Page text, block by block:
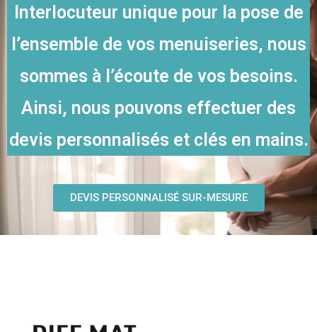
Interlocuteur unique pour la pose de
l’ensemble de vos menuiseries, nous
sommes à l’écoute de vos besoins.
Ainsi, nous pouvons effectuer des
devis personnalisés et clés en mains.
DEVIS PERSONNALISÉ SUR-MESURE